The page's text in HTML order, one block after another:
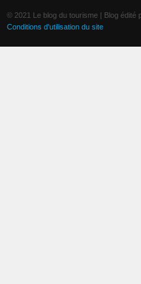
© 2021 Le blog du tourisme | Blog édité
Conditions d'utilisation du site